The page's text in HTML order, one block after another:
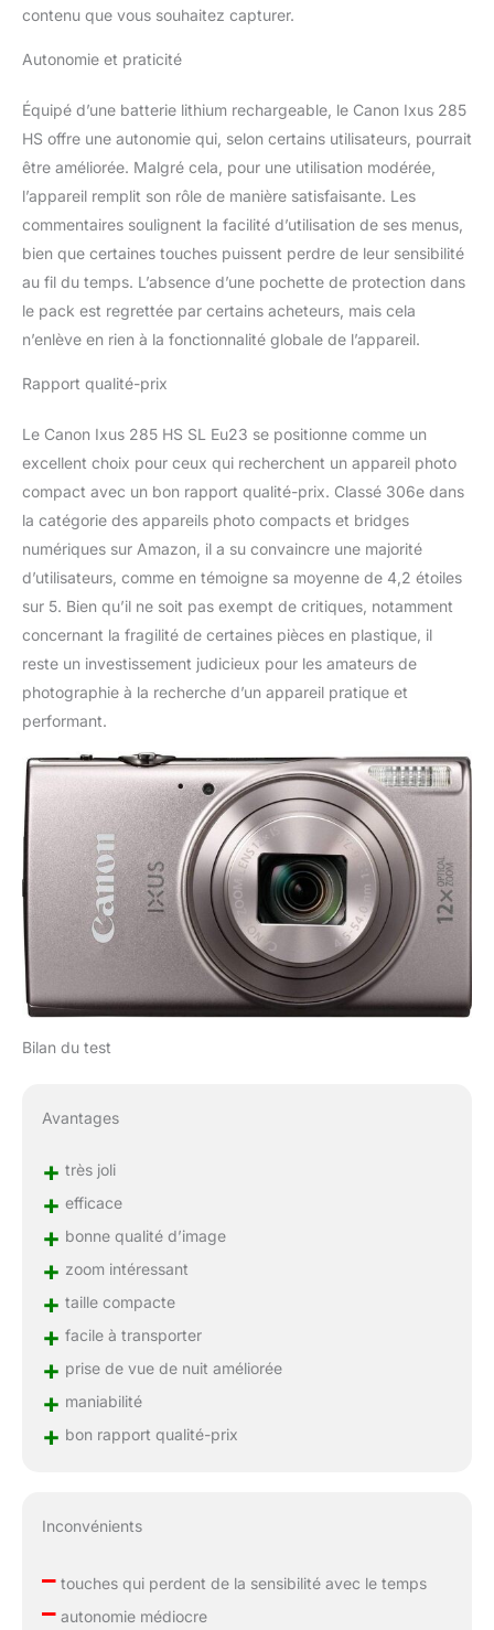
contenu que vous souhaitez capturer.
Autonomie et praticité
Équipé d’une batterie lithium rechargeable, le Canon Ixus 285
HS offre une autonomie qui, selon certains utilisateurs, pourrait
être améliorée. Malgré cela, pour une utilisation modérée,
l’appareil remplit son rôle de manière satisfaisante. Les
commentaires soulignent la facilité d’utilisation de ses menus,
bien que certaines touches puissent perdre de leur sensibilité
au fil du temps. L’absence d’une pochette de protection dans
le pack est regrettée par certains acheteurs, mais cela
n’enlève en rien à la fonctionnalité globale de l’appareil.
Rapport qualité-prix
Le Canon Ixus 285 HS SL Eu23 se positionne comme un
excellent choix pour ceux qui recherchent un appareil photo
compact avec un bon rapport qualité-prix. Classé 306e dans
la catégorie des appareils photo compacts et bridges
numériques sur Amazon, il a su convaincre une majorité
d’utilisateurs, comme en témoigne sa moyenne de 4,2 étoiles
sur 5. Bien qu’il ne soit pas exempt de critiques, notamment
concernant la fragilité de certaines pièces en plastique, il
reste un investissement judicieux pour les amateurs de
photographie à la recherche d’un appareil pratique et
performant.
Bilan du test
Avantages
+ très joli
+ efficace
+ bonne qualité d’image
+ zoom intéressant
+ taille compacte
+ facile à transporter
+ prise de vue de nuit améliorée
+ maniabilité
+ bon rapport qualité-prix
Inconvénients
–touches qui perdent de la sensibilité avec le temps
–autonomie médiocre